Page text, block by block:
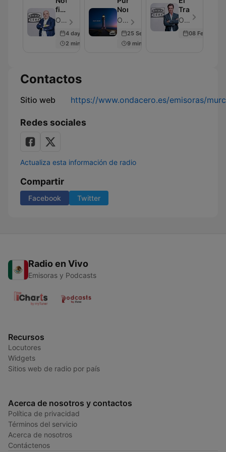
fin
de
semana
OndaCero - Episodio 297
4 days ago
2 min
Norte
OndaCero - Episodio 300
25 Sep 2025
9 min
Transistor
OndaCero - Episodio 300
08 Feb 2024
Contactos
Sitio web https://www.ondacero.es/emisoras/
Redes sociales
Actualiza esta información de radio
Compartir
Facebook Twitter
Radio en Vivo
Emisoras y Podcasts
Recursos
Locutores
Widgets
Sitios web de radio por país
Acerca de nosotros y contactos
Política de privacidad
Términos del servicio
Acerca de nosotros
Contáctenos